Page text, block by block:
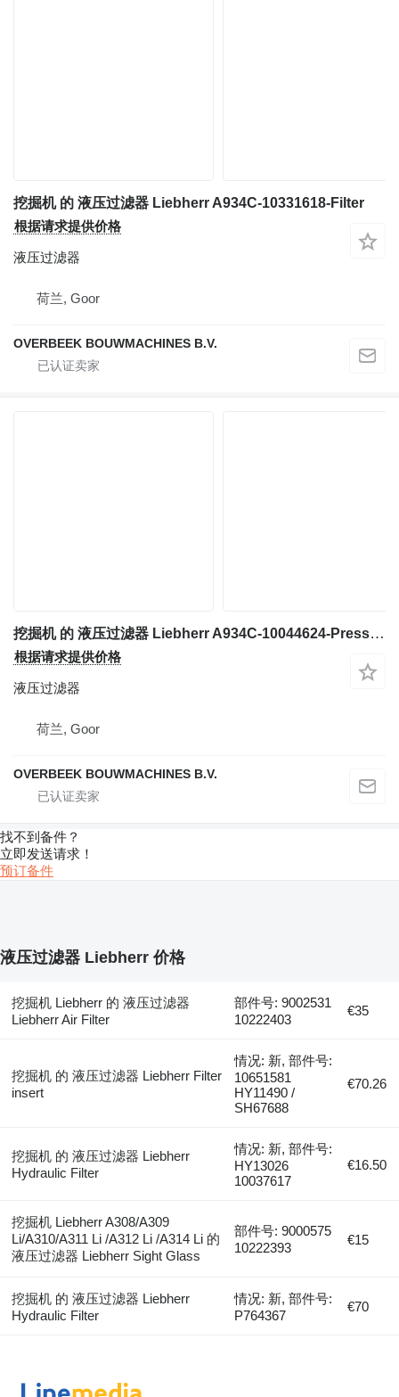
挖掘机 的 液压过滤器 Liebherr A934C-10331618-Filter
根据请求提供价格
液压过滤器
荷兰, Goor
OVERBEEK BOUWMACHINES B.V.
挖掘机 的 液压过滤器 Liebherr A934C-10044624-Pressure Filter
根据请求提供价格
液压过滤器
荷兰, Goor
OVERBEEK BOUWMACHINES B.V.
找不到备件？
立即发送请求！
预订备件
液压过滤器 Liebherr 价格
挖掘机 Liebherr 的 液压过滤器
Liebherr Air Filter
部件号: 9002531
10222403
€35
挖掘机 的 液压过滤器 Liebherr Filter
insert
情况: 新, 部件号:
10651581
HY11490 /
SH67688
€70.26
挖掘机 的 液压过滤器 Liebherr
Hydraulic Filter
情况: 新, 部件号:
HY13026
10037617
€16.50
挖掘机 Liebherr A308/A309
Li/A310/A311 Li /A312 Li /A314 Li 的
液压过滤器 Liebherr Sight Glass
部件号: 9000575
10222393
€15
挖掘机 的 液压过滤器 Liebherr
Hydraulic Filter
情况: 新, 部件号:
P764367
€70